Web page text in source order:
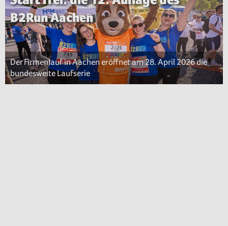
B2Run Aachen
Der Firmenlauf in Aachen eröffnet am 28. April 2026 die
bundesweite Laufserie